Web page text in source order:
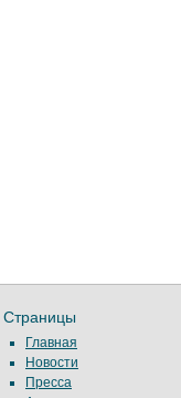
Страницы
Главная
Новости
Пресса